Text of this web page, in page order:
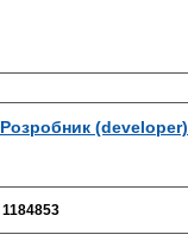
Розробник (developer)
1184853